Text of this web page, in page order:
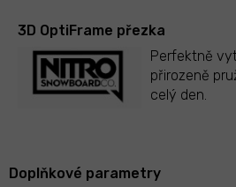
3D OptiFrame přezka
Perfektně
přirozeně
celý den.
Doplňkové parametry